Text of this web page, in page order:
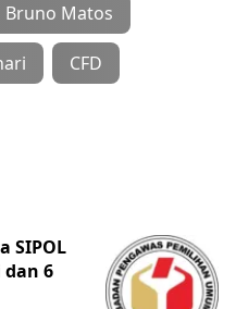
Bruno Matos
CFD
SIPOL
6